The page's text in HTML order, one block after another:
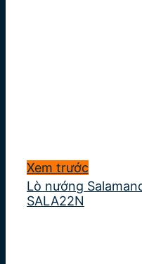
Xem trước
Lò nướng
SALA22N